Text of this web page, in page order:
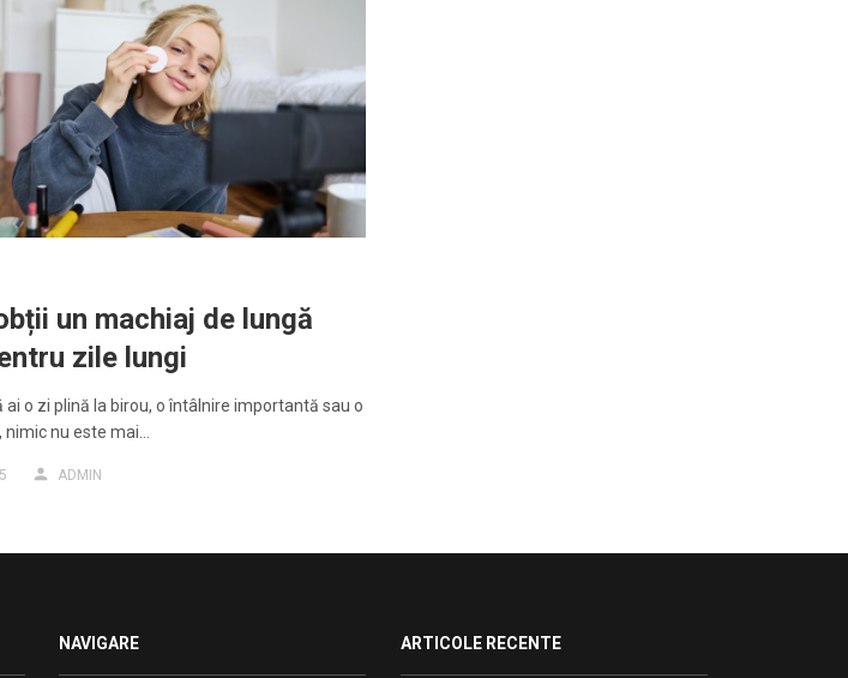
un machiaj de lungă
zile lungi
ai o zi plină la birou, o întâlnire importantă sau o
nu este mai…
ADMIN
NAVIGARE ARTICOLE RECENTE